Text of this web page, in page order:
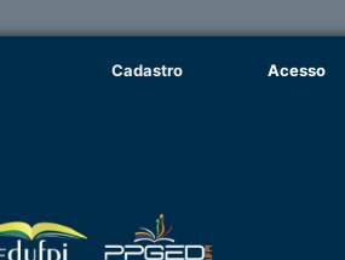
Cadastro Acesso